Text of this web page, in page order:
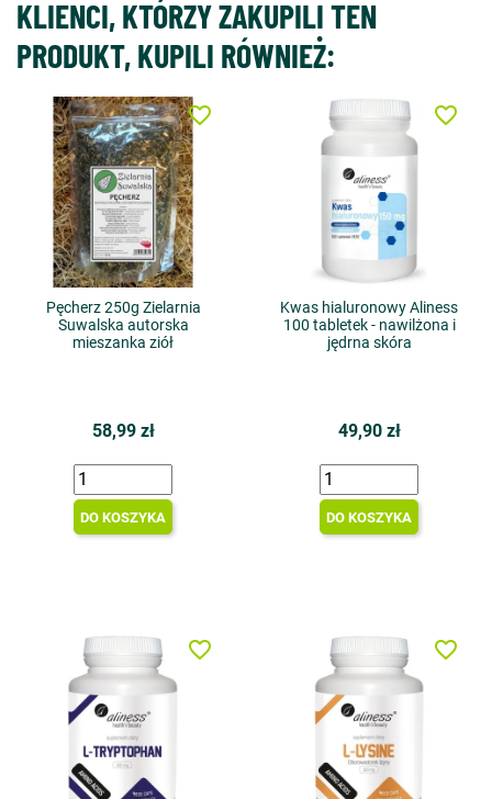
KLIENCI, KTÓRZY ZAKUPILI TEN
PRODUKT, KUPILI RÓWNIEŻ:
Pęcherz 250g Zielarnia
Suwalska autorska
mieszanka ziół
58,99 zł
DO KOSZYKA
favorite_border
Kwas hialuronowy Aliness
100 tabletek - nawilżona i
jędrna skóra
49,90 zł
DO KOSZYKA
favorite_border
favorite_border favorite_border